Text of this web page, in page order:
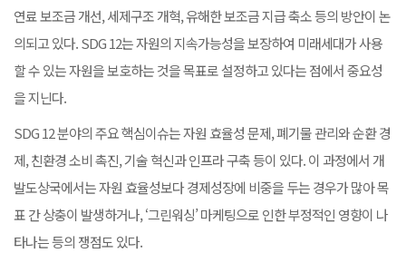
연료 보조금 개선, 세제구조 개혁, 유해한 보조금 지급 축소 등의 방안이 논
의되고 있다. SDG 12는 자원의 지속가능성을 보장하여 미래세대가 사용
할 수 있는 자원을 보호하는 것을 목표로 설정하고 있다는 점에서 중요성
을 지닌다.
SDG 12 분야의 주요 핵심이슈는 자원 효율성 문제, 폐기물 관리와 순환 경
제, 친환경 소비 촉진, 기술 혁신과 인프라 구축 등이 있다. 이 과정에서 개
발도상국에서는 자원 효율성보다 경제성장에 비중을 두는 경우가 많아 목
표 간 상충이 발생하거나, ‘그린워싱’ 마케팅으로 인한 부정적인 영향이 나
타나는 등의 쟁점도 있다.